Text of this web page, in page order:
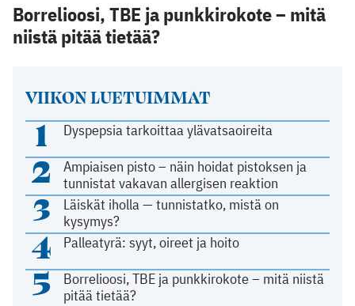
VIIKON LUETUIMMAT
1 Dyspepsia tarkoittaa ylävatsaoireita
2
Ampiaisen pisto – näin hoidat pistoksen ja
tunnistat vakavan allergisen reaktion
3
Läiskät iholla — tunnistatko, mistä on
kysymys?
4 Palleatyrä: syyt, oireet ja hoito
5
Borrelioosi, TBE ja punkkirokote – mitä niistä
pitää tietää?
Borrelioosi, TBE ja punkkirokote – mitä
niistä pitää tietää?